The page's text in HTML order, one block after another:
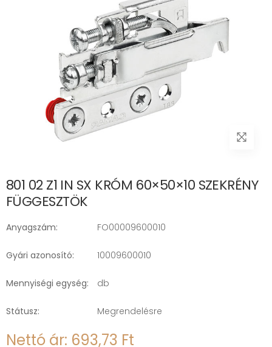
801 02 Z1 IN SX KRÓM 60×50×10 SZEKRÉNY
FÜGGESZTÖK
Anyagszám: FO00009600010
Gyári azonosító: 10009600010
Mennyiségi egység: db
Státusz: Megrendelésre
Nettó ár: 693,73 Ft